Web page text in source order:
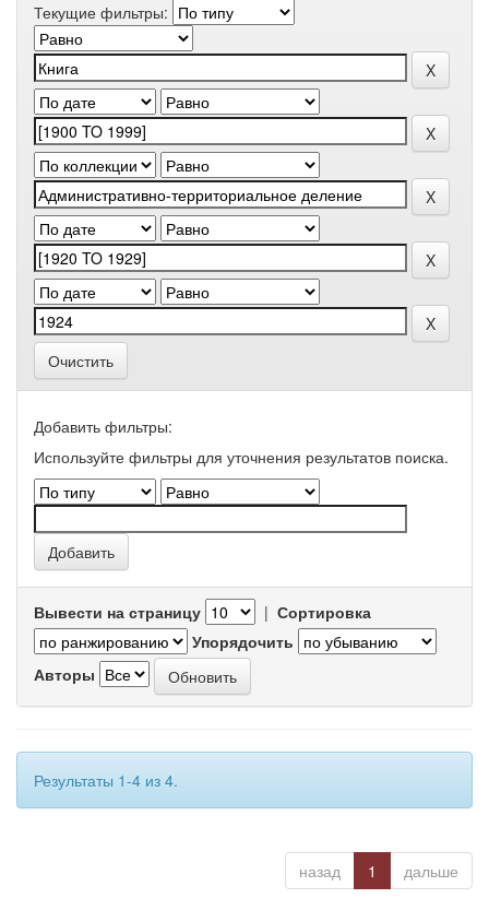
Текущие фильтры:
Очистить
Добавить фильтры:
Используйте фильтры для уточнения результатов поиска.
Вывести на страницу | Сортировка
Упорядочить
Авторы
Результаты 1-4 из 4.
назад 1 дальше